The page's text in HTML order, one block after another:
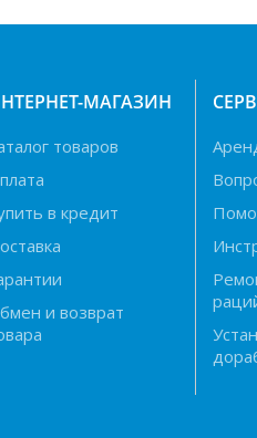
МАГАЗИН
товаров
в кредит
и возврат